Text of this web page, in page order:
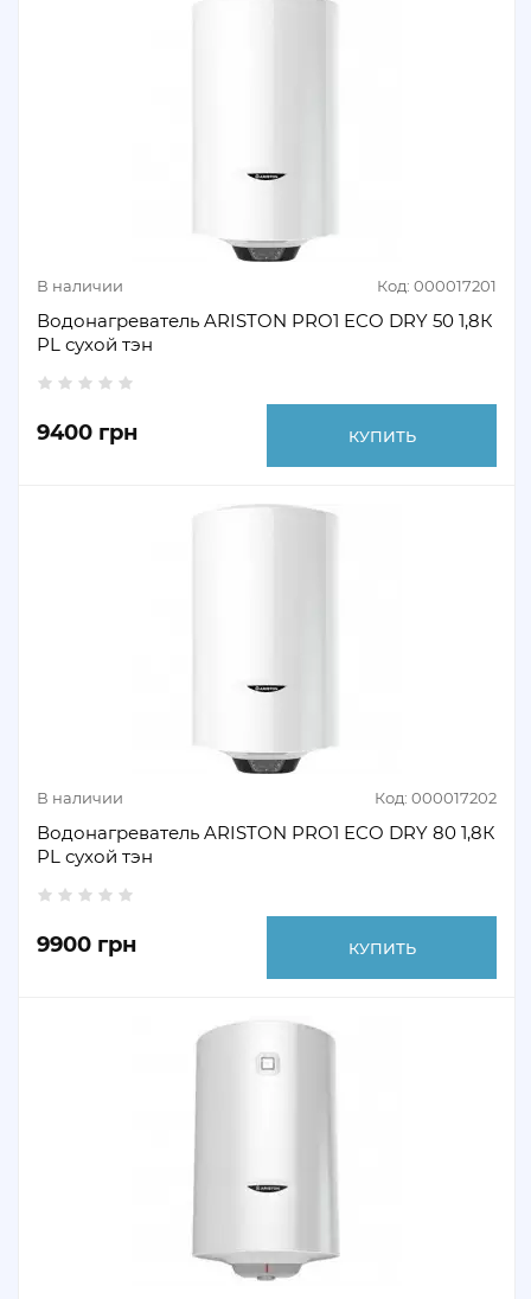
В наличии Код: 000017201
Водонагреватель ARISTON PRO1 ECO DRY 50 1,8К
PL сухой тэн
9400 грн КУПИТЬ
В наличии Код: 000017202
Водонагреватель ARISTON PRO1 ECO DRY 80 1,8К
PL сухой тэн
9900 грн КУПИТЬ